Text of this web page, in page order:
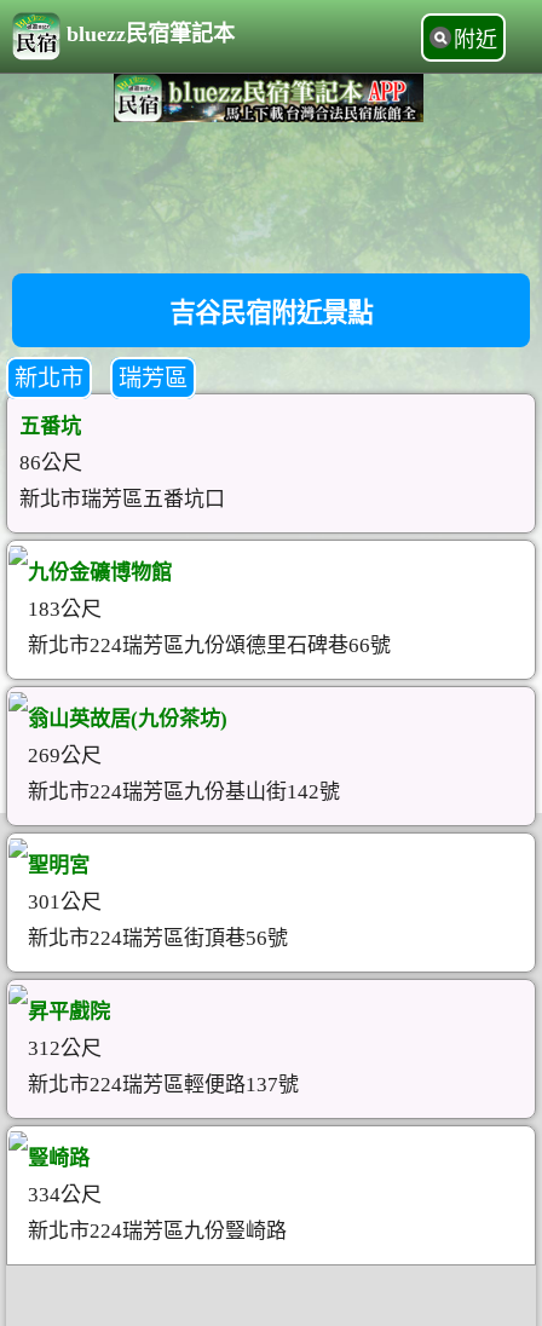
bluezz民宿筆記本 附近
吉谷民宿附近景點
新北市 瑞芳區
五番坑
86公尺
新北市瑞芳區五番坑口
九份金礦博物館
183公尺
新北市224瑞芳區九份頌德里石碑巷66號
翁山英故居(九份茶坊)
269公尺
新北市224瑞芳區九份基山街142號
聖明宮
301公尺
新北市224瑞芳區街頂巷56號
昇平戲院
312公尺
新北市224瑞芳區輕便路137號
豎崎路
334公尺
新北市224瑞芳區九份豎崎路